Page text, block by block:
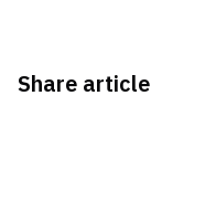
Share article